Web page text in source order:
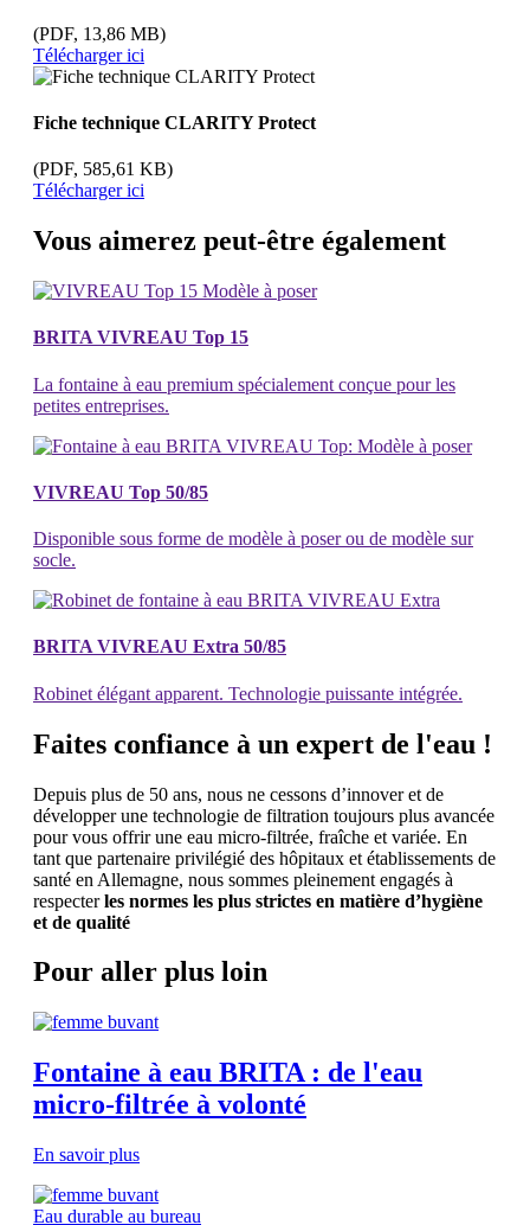
(PDF, 13,86 MB)
Télécharger ici
Fiche technique CLARITY Protect
(PDF, 585,61 KB)
Télécharger ici
Vous aimerez peut-être également
BRITA VIVREAU Top 15
La fontaine à eau premium spécialement conçue pour les
petites entreprises.
VIVREAU Top 50/85
Disponible sous forme de modèle à poser ou de modèle sur
socle.
BRITA VIVREAU Extra 50/85
Robinet élégant apparent. Technologie puissante intégrée.
Faites confiance à un expert de l'eau !
Depuis plus de 50 ans, nous ne cessons d’innover et de
développer une technologie de filtration toujours plus avancée
pour vous offrir une eau micro-filtrée, fraîche et variée. En
tant que partenaire privilégié des hôpitaux et établissements de
santé en Allemagne, nous sommes pleinement engagés à
respecterles normes les plus strictes en matière d’hygiène
et de qualité
Pour aller plus loin
Fontaine à eau BRITA : de l'eau
micro-filtrée à volonté
En savoir plus
Eau durable au bureau